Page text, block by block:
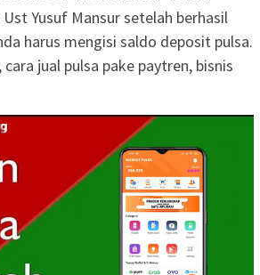
Yusuf Mansur setelah berhasil
harus mengisi saldo deposit pulsa.
jual pulsa pake paytren, bisnis